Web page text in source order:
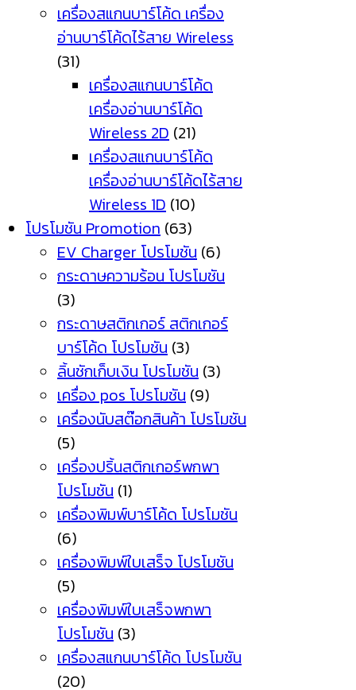
เครื่องสแกนบาร์โค้ด เครื่อง
อ่านบาร์โค้ดไร้สาย Wireless
(31)
เครื่องสแกนบาร์โค้ด
เครื่องอ่านบาร์โค้ด
Wireless 2D (21)
เครื่องสแกนบาร์โค้ด
เครื่องอ่านบาร์โค้ดไร้สาย
Wireless 1D (10)
โปรโมชัน Promotion (63)
EV Charger โปรโมชัน (6)
กระดาษความร้อน โปรโมชัน
(3)
กระดาษสติกเกอร์ สติกเกอร์
บาร์โค้ด โปรโมชัน (3)
ลิ้นชักเก็บเงิน โปรโมชัน (3)
เครื่อง pos โปรโมชัน (9)
เครื่องนับสต๊อกสินค้า โปรโมชัน
(5)
เครื่องปริ้นสติกเกอร์พกพา
โปรโมชัน (1)
เครื่องพิมพ์บาร์โค้ด โปรโมชัน
(6)
เครื่องพิมพ์ใบเสร็จ โปรโมชัน
(5)
เครื่องพิมพ์ใบเสร็จพกพา
โปรโมชัน (3)
เครื่องสแกนบาร์โค้ด โปรโมชัน
(20)